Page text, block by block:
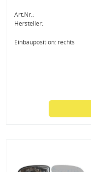
Art.Nr.:
Hersteller:
Einbauposition: rechts